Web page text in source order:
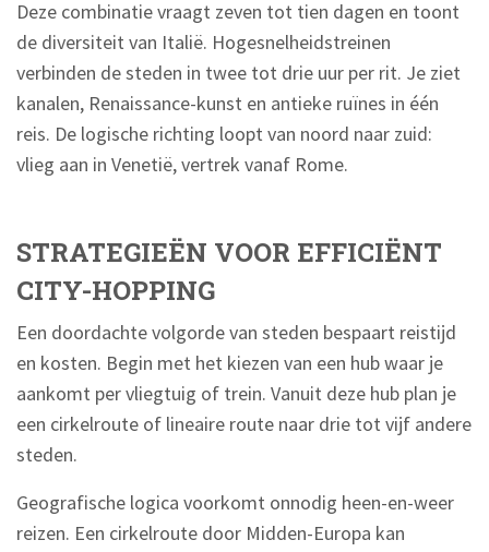
Deze combinatie vraagt zeven tot tien dagen en toont
de diversiteit van Italië. Hogesnelheidstreinen
verbinden de steden in twee tot drie uur per rit. Je ziet
kanalen, Renaissance-kunst en antieke ruïnes in één
reis. De logische richting loopt van noord naar zuid:
vlieg aan in Venetië, vertrek vanaf Rome.
STRATEGIEËN VOOR EFFICIËNT
CITY-HOPPING
Een doordachte volgorde van steden bespaart reistijd
en kosten. Begin met het kiezen van een hub waar je
aankomt per vliegtuig of trein. Vanuit deze hub plan je
een cirkelroute of lineaire route naar drie tot vijf andere
steden.
Geografische logica voorkomt onnodig heen-en-weer
reizen. Een cirkelroute door Midden-Europa kan